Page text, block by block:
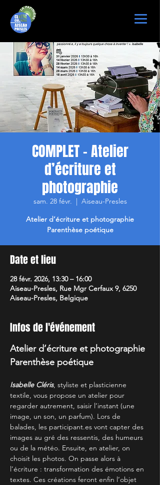
COMPLET - Atelier
d’écriture et
photographie
sam. 28 févr.
  |
Aiseau-Presles
Atelier d’écriture et photographie
Parenthèse poétique
Date et lieu
28 févr. 2026, 13:30 – 16:00
Aiseau-Presles, Rue Mgr Cerfaux 9, 6250
Aiseau-Presles, Belgique
Infos de l'événement
Atelier d’écriture et photographie
Parenthèse poétique
Isabelle Cléris, styliste et plasticienne
textile, vous propose un atelier pour
regarder autrement, saisir l’instant (une
image, un son, un parfum). Lors de
balades, les participant.es vont capter des
images au gré des ressentis, des humeurs
ou de la météo. Ensuite, en atelier, on
choisit les photos. On passe alors à
l’écriture : transformation des émotions en
textes. Ces créations feront enfin l’objet